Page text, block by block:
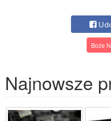
Boże
Najnowsze